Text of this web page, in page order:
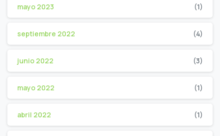
mayo 2023 (1)
septiembre 2022 (4)
junio 2022 (3)
mayo 2022 (1)
abril 2022 (1)